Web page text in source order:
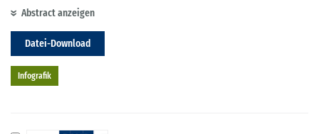
Abstract anzeigen
Datei-Download
Infografik